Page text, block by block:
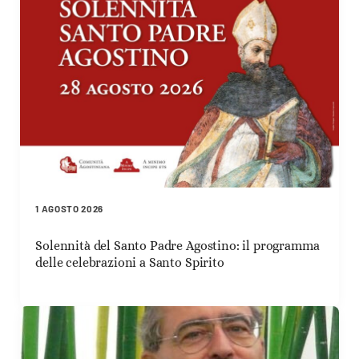
1 AGOSTO 2026
Solennità del Santo Padre Agostino: il programma
delle celebrazioni a Santo Spirito